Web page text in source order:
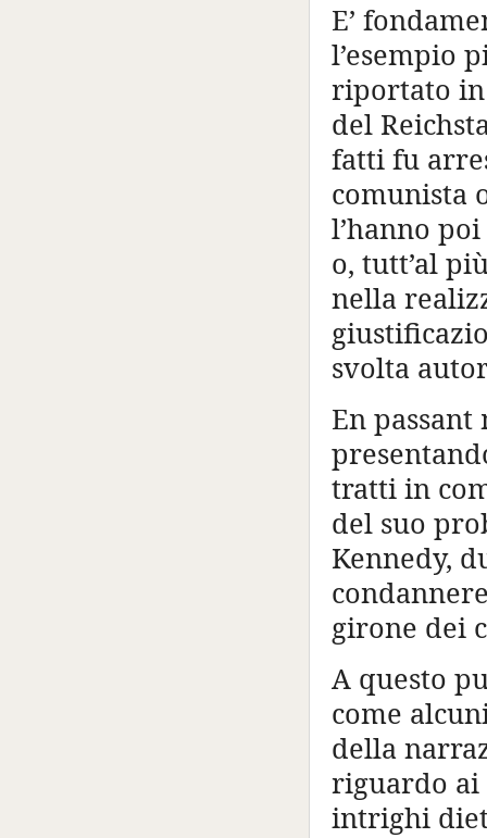
E’
l’esempio
riportato in
del
fatti fu
comunista
l’hanno
o, tutt’al
nella
svolta
En
tratti in
del suo
Kennedy,
girone dei
A questo
come
della
riguardo ai
intrighi